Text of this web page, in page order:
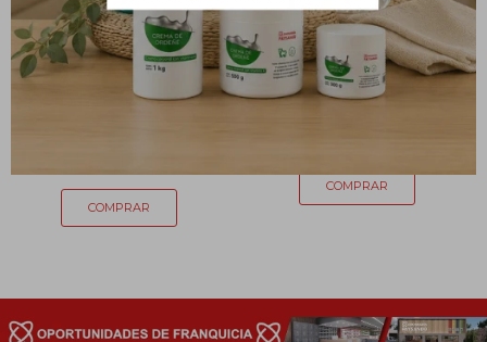
Gel de ducha MADO
Crema con Aloe - 500 mL